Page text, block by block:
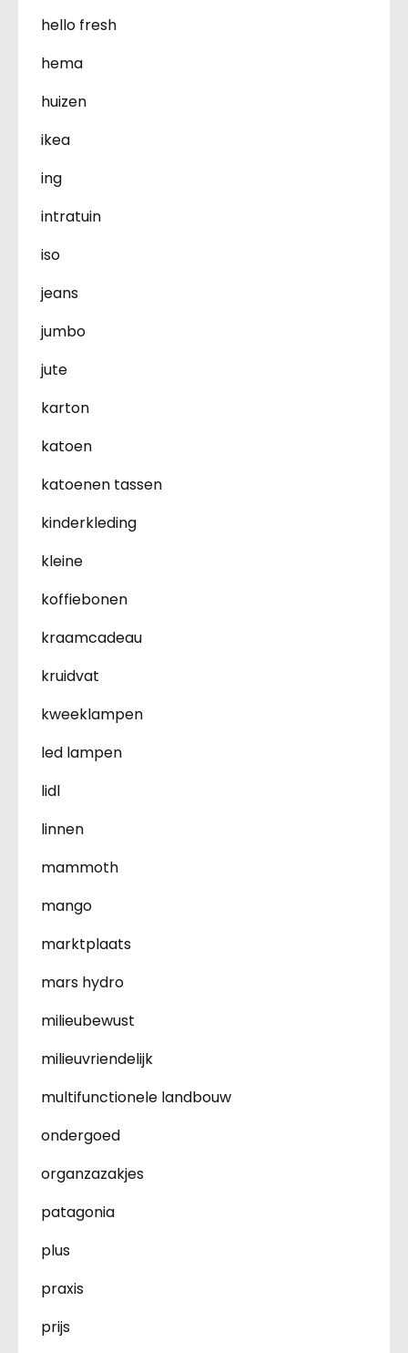
hello fresh
hema
huizen
ikea
ing
intratuin
iso
jeans
jumbo
jute
karton
katoen
katoenen tassen
kinderkleding
kleine
koffiebonen
kraamcadeau
kruidvat
kweeklampen
led lampen
lidl
linnen
mammoth
mango
marktplaats
mars hydro
milieubewust
milieuvriendelijk
multifunctionele landbouw
ondergoed
organzazakjes
patagonia
plus
praxis
prijs